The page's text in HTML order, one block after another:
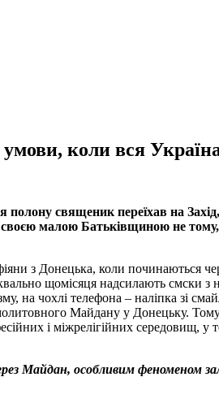
коли вся
священик переїхав на
своєю малою Батьківщиною не
з Донецька, коли починаються
щомісяця надсилають смски
чохлі телефона – наліпка зі
Майдану у Донецьку.
і міжрелігійних середовищ,
Майдан, особливим феноменом